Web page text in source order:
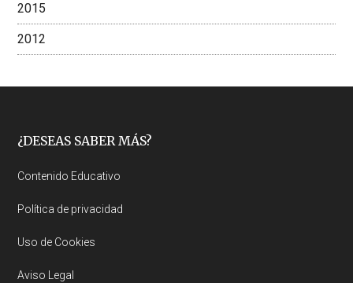
2015
2012
Footer
¿DESEAS SABER MÁS?
Contenido Educativo
Política de privacidad
Uso de Cookies
Aviso Legal